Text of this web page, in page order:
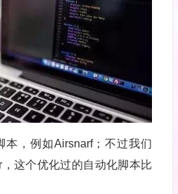
本，例如Airsnarf；不过我们
这个优化过的自动化脚本比